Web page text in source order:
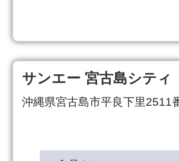
サンエー 宮古島シティ
沖縄県宮古島市平良下里2511